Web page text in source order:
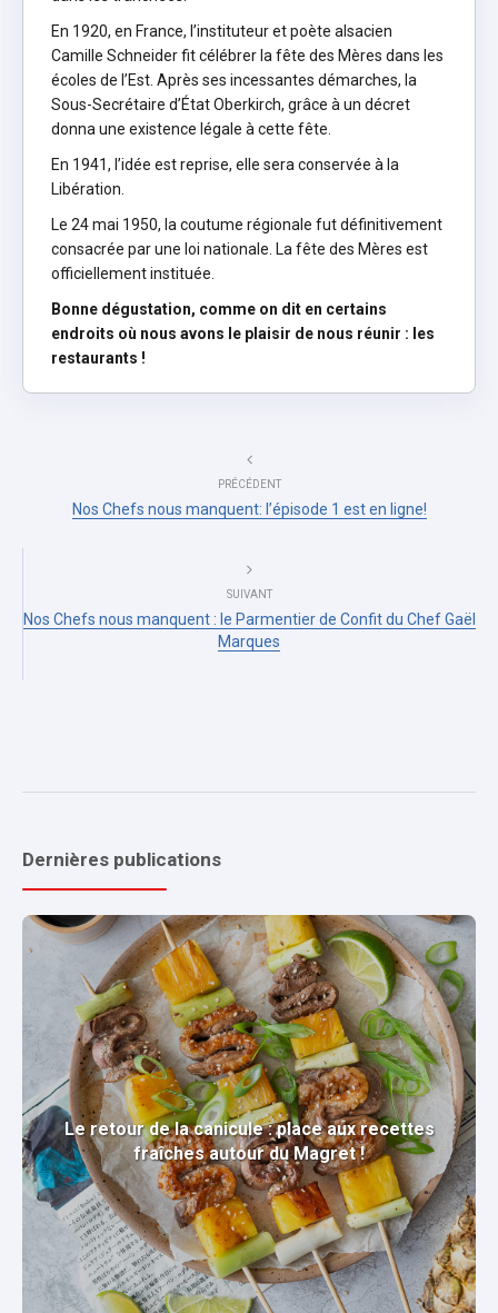
En 1920, en France, l’instituteur et poète alsacien
Camille Schneider fit célébrer la fête des Mères dans les
écoles de l’Est. Après ses incessantes démarches, la
Sous-Secrétaire d’État Oberkirch, grâce à un décret
donna une existence légale à cette fête.
En 1941, l’idée est reprise, elle sera conservée à la
Libération.
Le 24 mai 1950, la coutume régionale fut définitivement
consacrée par une loi nationale. La fête des Mères est
officiellement instituée.
Bonne dégustation, comme on dit en certains
endroits où nous avons le plaisir de nous réunir : les
restaurants !
PRÉCÉDENT
Nos Chefs nous manquent: l’épisode 1 est en ligne!
SUIVANT
Nos Chefs nous manquent : le Parmentier de Confit du Chef Gaël
Marques
Dernières publications
Le retour de la canicule : place aux recettes
fraîches autour du Magret !